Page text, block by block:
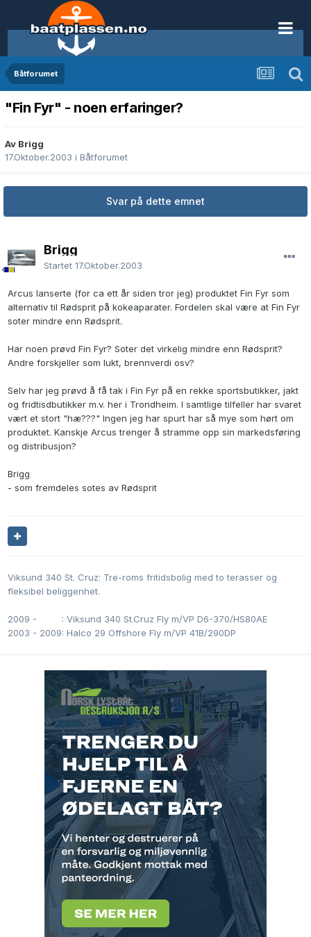
Båtforumet
"Fin Fyr" - noen erfaringer?
Av Brigg
17.Oktober.2003 i Båtforumet
Svar på dette emnet
Brigg
Startet 17.Oktober.2003
Arcus lanserte (for ca ett år siden tror jeg) produktet Fin Fyr som
alternativ til Rødsprit på kokeaparater. Fordelen skal være at Fin Fyr
soter mindre enn Rødsprit.
Har noen prøvd Fin Fyr? Soter det virkelig mindre enn Rødsprit?
Andre forskjeller som lukt, brennverdi osv?
Selv har jeg prøvd å få tak i Fin Fyr på en rekke sportsbutikker, jakt
og fridtisdbutikker m.v. her i Trondheim. I samtlige tilfeller har svaret
vært et stort "hæ???" Ingen jeg har spurt har så mye som hørt om
produktet. Kanskje Arcus trenger å stramme opp sin markedsføring
og distribusjon?
Brigg
- som fremdeles sotes av Rødsprit
Viksund 340 St. Cruz: Tre-roms fritidsbolig med to terasser og
fleksibel beliggenhet.
2009 -
: Viksund 340 St.Cruz Fly m/VP D6-370/HS80AE
2003 - 2009: Halco 29 Offshore Fly m/VP 41B/290DP